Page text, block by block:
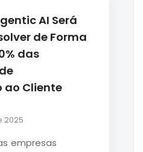
AI Será
de Forma
das
Cliente
2025
empresas